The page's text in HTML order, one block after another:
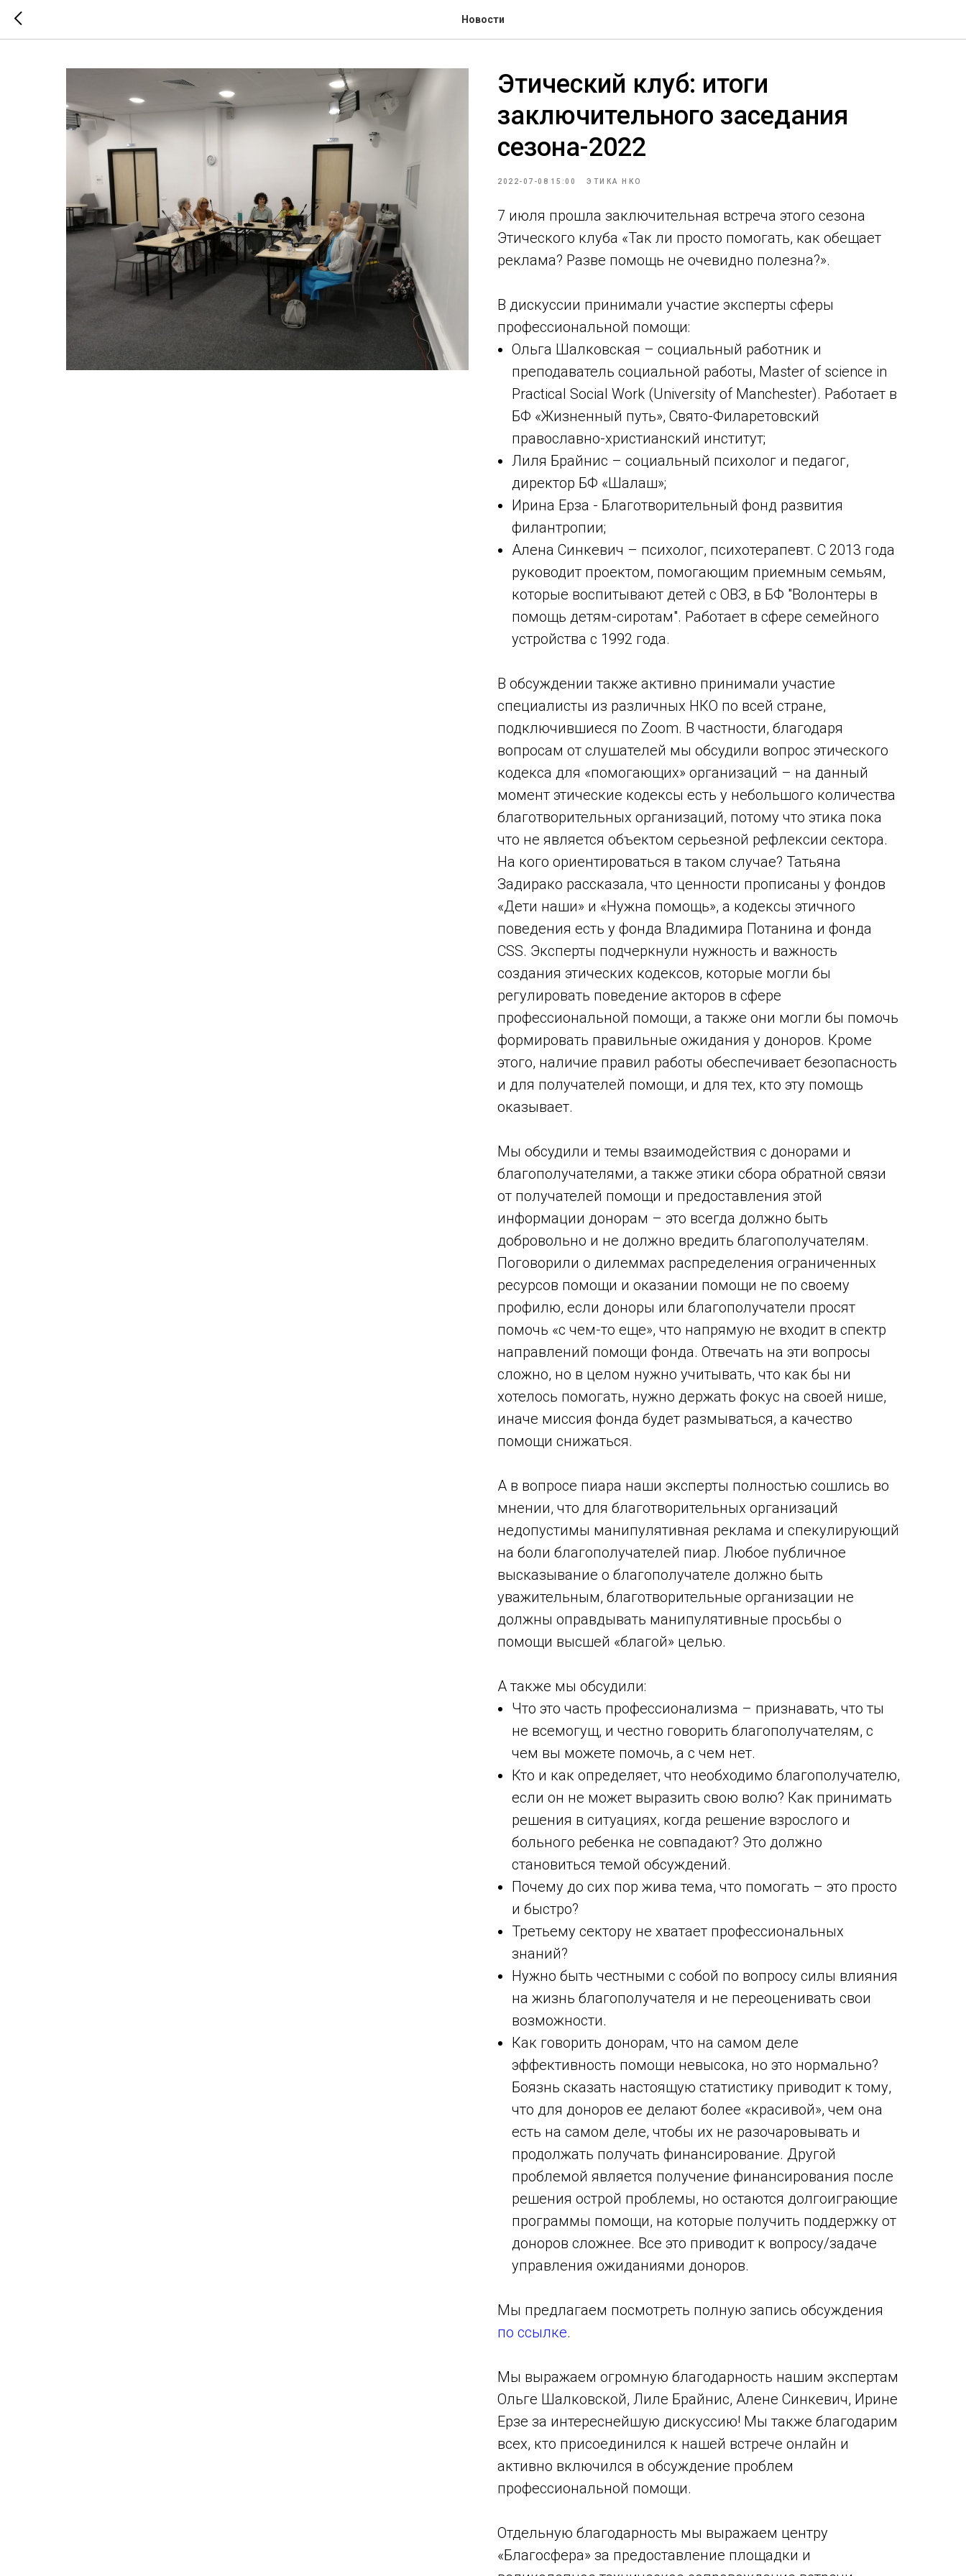
Новости
Этический клуб: итоги
заключительного заседания
сезона-2022
2022-07-08 15:00 ЭТИКА НКО
7 июля прошла заключительная встреча этого сезона
Этического клуба «Так ли просто помогать, как обещает
реклама? Разве помощь не очевидно полезна?».
В дискуссии принимали участие эксперты сферы
профессиональной помощи:
Ольга Шалковская – социальный работник и
преподаватель социальной работы, Master of science in
Practical Social Work (University of Manchester). Работает в
БФ «Жизненный путь», Свято-Филаретовский
православно-христианский институт;
Лиля Брайнис – социальный психолог и педагог,
директор БФ «Шалаш»;
Ирина Ерза - Благотворительный фонд развития
филантропии;
Алена Синкевич – психолог, психотерапевт. С 2013 года
руководит проектом, помогающим приемным семьям,
которые воспитывают детей с ОВЗ, в БФ "Волонтеры в
помощь детям-сиротам". Работает в сфере семейного
устройства с 1992 года.
В обсуждении также активно принимали участие
специалисты из различных НКО по всей стране,
подключившиеся по Zoom. В частности, благодаря
вопросам от слушателей мы обсудили вопрос этического
кодекса для «помогающих» организаций – на данный
момент этические кодексы есть у небольшого количества
благотворительных организаций, потому что этика пока
что не является объектом серьезной рефлексии сектора.
На кого ориентироваться в таком случае? Татьяна
Задирако рассказала, что ценности прописаны у фондов
«Дети наши» и «Нужна помощь», а кодексы этичного
поведения есть у фонда Владимира Потанина и фонда
CSS. Эксперты подчеркнули нужность и важность
создания этических кодексов, которые могли бы
регулировать поведение акторов в сфере
профессиональной помощи, а также они могли бы помочь
формировать правильные ожидания у доноров. Кроме
этого, наличие правил работы обеспечивает безопасность
и для получателей помощи, и для тех, кто эту помощь
оказывает.
Мы обсудили и темы взаимодействия с донорами и
благополучателями, а также этики сбора обратной связи
от получателей помощи и предоставления этой
информации донорам – это всегда должно быть
добровольно и не должно вредить благополучателям.
Поговорили о дилеммах распределения ограниченных
ресурсов помощи и оказании помощи не по своему
профилю, если доноры или благополучатели просят
помочь «с чем-то еще», что напрямую не входит в спектр
направлений помощи фонда. Отвечать на эти вопросы
сложно, но в целом нужно учитывать, что как бы ни
хотелось помогать, нужно держать фокус на своей нише,
иначе миссия фонда будет размываться, а качество
помощи снижаться.
А в вопросе пиара наши эксперты полностью сошлись во
мнении, что для благотворительных организаций
недопустимы манипулятивная реклама и спекулирующий
на боли благополучателей пиар. Любое публичное
высказывание о благополучателе должно быть
уважительным, благотворительные организации не
должны оправдывать манипулятивные просьбы о
помощи высшей «благой» целью.
А также мы обсудили:
Что это часть профессионализма – признавать, что ты
не всемогущ, и честно говорить благополучателям, с
чем вы можете помочь, а с чем нет.
Кто и как определяет, что необходимо благополучателю,
если он не может выразить свою волю? Как принимать
решения в ситуациях, когда решение взрослого и
больного ребенка не совпадают? Это должно
становиться темой обсуждений.
Почему до сих пор жива тема, что помогать – это просто
и быстро?
Третьему сектору не хватает профессиональных
знаний?
Нужно быть честными с собой по вопросу силы влияния
на жизнь благополучателя и не переоценивать свои
возможности.
Как говорить донорам, что на самом деле
эффективность помощи невысока, но это нормально?
Боязнь сказать настоящую статистику приводит к тому,
что для доноров ее делают более «красивой», чем она
есть на самом деле, чтобы их не разочаровывать и
продолжать получать финансирование. Другой
проблемой является получение финансирования после
решения острой проблемы, но остаются долгоиграющие
программы помощи, на которые получить поддержку от
доноров сложнее. Все это приводит к вопросу/задаче
управления ожиданиями доноров.
Мы предлагаем посмотреть полную запись обсуждения
по ссылке.
Мы выражаем огромную благодарность нашим экспертам
Ольге Шалковской, Лиле Брайнис, Алене Синкевич, Ирине
Ерзе за интереснейшую дискуссию! Мы также благодарим
всех, кто присоединился к нашей встрече онлайн и
активно включился в обсуждение проблем
профессиональной помощи.
Отдельную благодарность мы выражаем центру
«Благосфера» за предоставление площадки и